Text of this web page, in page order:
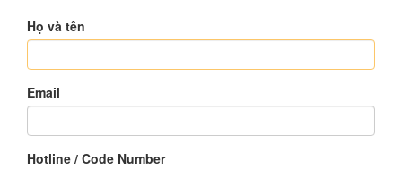
Họ và tên
Email
Hotline / Code Number